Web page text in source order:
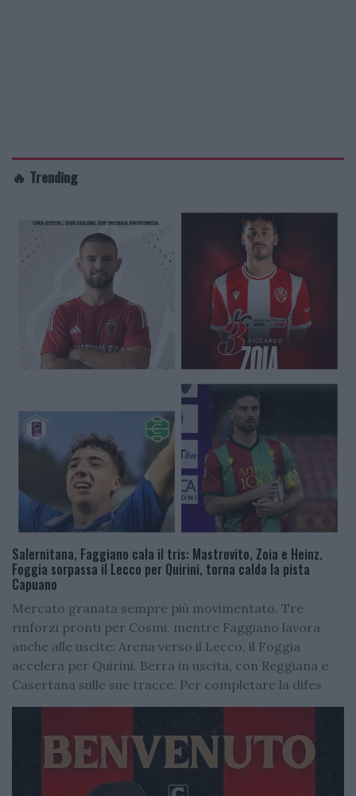
🔥 Trending
Salernitana, Faggiano cala il tris: Mastrovito, Zoia e Heinz.
Foggia sorpassa il Lecco per Quirini, torna calda la pista
Capuano
Mercato granata sempre più movimentato. Tre
rinforzi pronti per Cosmi, mentre Faggiano lavora
anche alle uscite: Arena verso il Lecco, il Foggia
accelera per Quirini. Berra in uscita, con Reggiana e
Casertana sulle sue tracce. Per completare la difes